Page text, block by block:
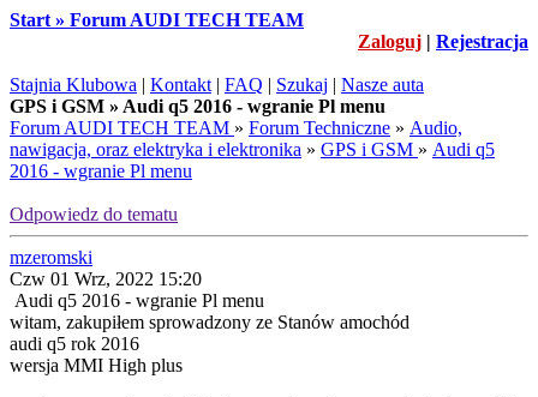
Start » Forum AUDI TECH TEAM
Zaloguj | Rejestracja
Stajnia Klubowa | Kontakt | FAQ | Szukaj | Nasze auta
GPS i GSM » Audi q5 2016 - wgranie Pl menu
Forum AUDI TECH TEAM » Forum Techniczne » Audio,
nawigacja, oraz elektryka i elektronika » GPS i GSM » Audi q5
2016 - wgranie Pl menu
Odpowiedz do tematu
mzeromski
Czw 01 Wrz, 2022 15:20
Audi q5 2016 - wgranie Pl menu
witam, zakupiłem sprowadzony ze Stanów amochód
audi q5 rok 2016
wersja MMI High plus